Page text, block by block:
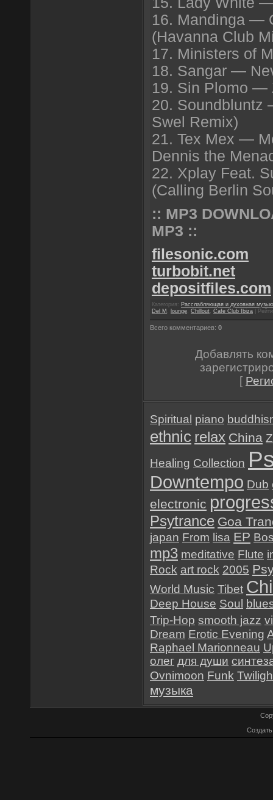
16. Mandinga —
(Havanna Club
17. Ministers of
18. Sangar —
19. Sin Plomo —
20. Soundbluntz
Swel Remix)
21. Tex Mex —
Dennis the
22. Xplay Feat.
(Calling Berlin
:: MP3
MP3 ::
filesonic.com
turbobit.net
depositfiles.com
Категория: Расслабляющая и духовная
Del M , lounge, Chillout, Cafe Club Ibiza |
Всего комментариев: 0
Добавлять
[
Spiritual piano
ethnic relax China
Healing Collection
Downtempo Dub
electronic
Psytrance Goa
japan From lisa EP
mp3 meditative Flute
Rock art rock 2005
World Music Tibet
Deep House Soul
Trip-Hop smooth jazz
Dream Erotic Evening
Raphael Marionneau
олег для души
Ovnimoon Funk
музыка